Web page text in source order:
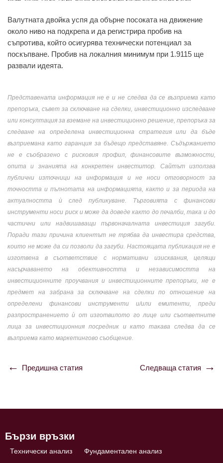
Валутната двойка успя да обърне посоката на движение
около ниво на подкрепа и да регистрира пробив на
съпротива, който осигурява технически потенциал за
поскъпване. Пробив на локалния минимум при 1.9115 ще
развали идеята.
Представената информация не е и не следва да се възприема като
препоръка, съвет за сключване на сделки, инвестиционно изследване
или консултация за вземане на инвестиционно решение, препоръка за
следване на определена инвестиционна стратегия или да бъде
възприемана като гаранция за бъдещо представяне. Съдържанието
не е съобразено с рисковия профил, финансовите възможности,
опита и знанията на конкретен инвеститор. Сайтът използва
публични източници на информация и не носи отговорност за
точността и пълнотата на информацията, както и за периода на
актуалността ѝ след публикуване. Търговията с финансови
инструменти носи риск и може да доведе както до печалби, така и до
частични или надвишаващи първоначалната инвестиция загуби.
Поради тази причина клиентът не трябва да инвестира средства,
които не може да си позволи да загуби. Настоящата публикация не е
изготвена в съответствие с нормативни изисквания, целящи
насърчаването на обективността и независимостта на
инвестиционните проучвания и инвестиционните препоръки, не е
предмет на забрана за сключване на сделки по отношение на
определени финансови инструменти и/или емитенти, преди
разпространението ѝ от изготвилото го лице или съответните
лица за инвестиционния посредник и като такава следва да се
възприема като маркетингово съобщение.
Навигация
Предишна статия Следваща статия
Бързи връзки
Технически анализ Фундаментален анализ